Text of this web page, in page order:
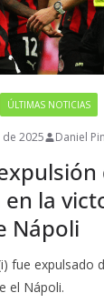
ÚLTIMAS NOTICIAS
2025 Daniel Pin
la
Nápoli
fue expulsado
el Nápoli.